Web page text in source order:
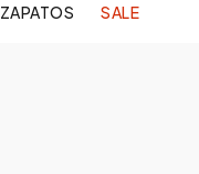
ZAPATOS SALE